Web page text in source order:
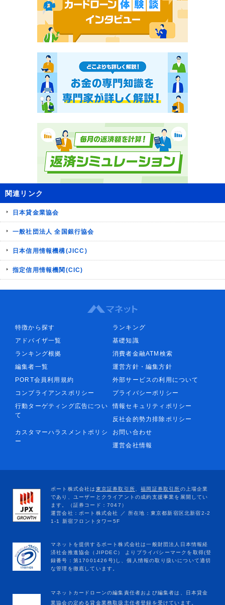
関連リンク
日本貸金業協会
一般社団法人 全国銀行協会
日本信用情報機構(JICC)
指定信用情報機関(CIC)
特徴から探す
ランキング
アドバイザ一覧
基礎知識
ランキング根拠
消費者金融ATM検索
編集者一覧
運営方針・編集方針
PORT会員利用規約
外部サービスの利用について
コンプライアンスポリシー
プライバシーポリシー
行動ターゲティング広告につい
て
情報セキュリティポリシー
反社会的勢力排除ポリシー
カスタマーハラスメントポリシ
ー
お問い合わせ
運営会社情報
マネットカードローンの編集責任者および編集者は、日本貸金
業協会の定める貸金業務取扱主任者登録を受けています。